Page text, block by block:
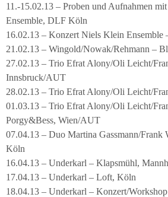
11.-15.02.13 – Proben und Aufnahmen
Ensemble, DLF Köln
16.02.13 – Konzert Niels Klein Ensemble
21.02.13 – Wingold/Nowak/Rehmann –
27.02.13 – Trio Efrat Alony/Oli Leicht/
Innsbruck/AUT
28.02.13 – Trio Efrat Alony/Oli Leicht/
01.03.13 – Trio Efrat Alony/Oli Leicht/
Porgy&Bess, Wien/AUT
07.04.13 – Duo Martina Gassmann/Frank
Köln
16.04.13 – Underkarl – Klapsmühl,
17.04.13 – Underkarl – Loft, Köln
18.04.13 – Underkarl – Konzert/